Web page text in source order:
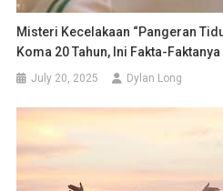
Misteri Kecelakaan “Pangeran
Koma 20 Tahun, Ini Fakta-Faktanya
July 20, 2025 Dylan Long